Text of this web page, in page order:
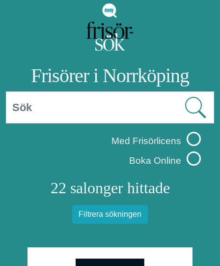
Frisörer i Norrköping
Med Frisörlicens
Boka Online
22 salonger hittade
Filtrera sökningen